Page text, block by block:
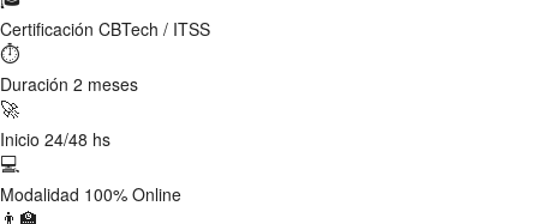
Certificación CBTech / ITSS
⏱
Duración 2 meses
🚀
Inicio 24/48 hs
💻
Modalidad 100% Online
👨‍🏫